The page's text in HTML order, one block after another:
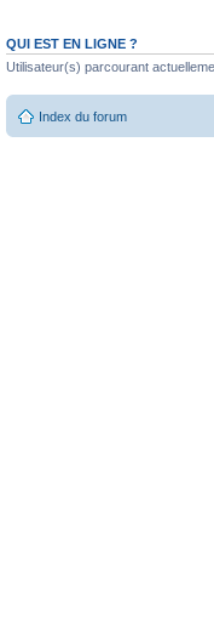
QUI EST EN LIGNE ?
Utilisateur(s) parcourant
Index du forum